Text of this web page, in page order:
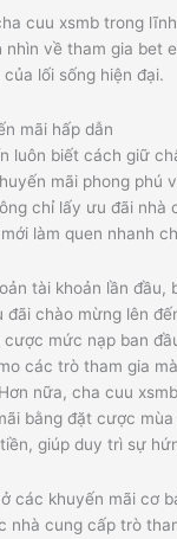
cuu xsmb trong
về tham gia bet
lối sống hiện đại.
mãi hấp dẫn
luôn biết cách giữ
mãi phong phú
chỉ lấy ưu đãi nhà
làm quen nhanh
tài khoản lần đầu,
đãi chào mừng lên
mức nạp ban
các trò tham gia
nữa, cha cuu
bằng đặt cược
giúp duy trì sự
các khuyến mãi cơ
nhà cung cấp trò